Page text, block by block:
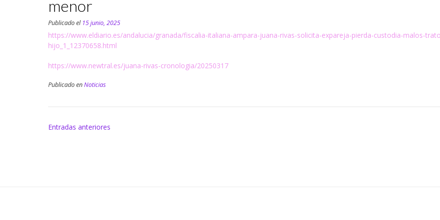
menor
Publicado el 15 junio, 2025
https://www.eldiario.es/andalucia/granada/fiscalia-italiana-ampara-juana-rivas-solicita-expareja-pierda-custodia-malos-
hijo_1_12370658.html
https://www.newtral.es/juana-rivas-cronologia/20250317
Publicado enNoticias
Navegación
Entradas anteriores